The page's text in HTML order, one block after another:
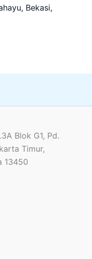
Bekasi,
Blok G1, Pd.
Timur,
13450